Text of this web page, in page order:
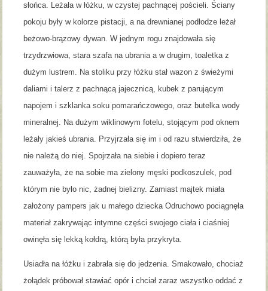
słońca. Leżała w łóżku, w czystej pachnącej pościeli. Ściany
pokoju były w kolorze pistacji, a na drewnianej podłodze leżał
beżowo-brązowy dywan. W jednym rogu znajdowała się
trzydrzwiowa, stara szafa na ubrania a w drugim, toaletka z
dużym lustrem. Na stoliku przy łóżku stał wazon z świeżymi
daliami i talerz z pachnącą jajecznicą, kubek z parującym
napojem i szklanka soku pomarańczowego, oraz butelka wody
mineralnej. Na dużym wiklinowym fotelu, stojącym pod oknem
leżały jakieś ubrania. Przyjrzała się im i od razu stwierdziła, że
nie należą do niej. Spojrzała na siebie i dopiero teraz
zauważyła, że na sobie ma zielony męski podkoszulek, pod
którym nie było nic, żadnej bielizny. Zamiast majtek miała
założony pampers jak u małego dziecka Odruchowo pociągnęła
materiał zakrywając intymne części swojego ciała i ciaśniej
owinęła się lekką kołdrą, którą była przykryta.
Usiadła na łóżku i zabrała się do jedzenia. Smakowało, chociaż
żołądek próbował stawiać opór i chciał zaraz wszystko oddać z